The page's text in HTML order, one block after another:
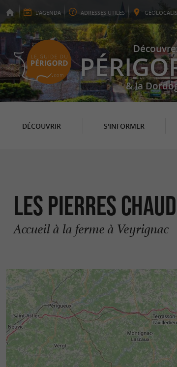
L'AGENDA ADRESSES UTILES GEO
& la
DÉCOUVRIR S'INFORMER
LES PIERRES
Accueil à la ferme à Veyrignac